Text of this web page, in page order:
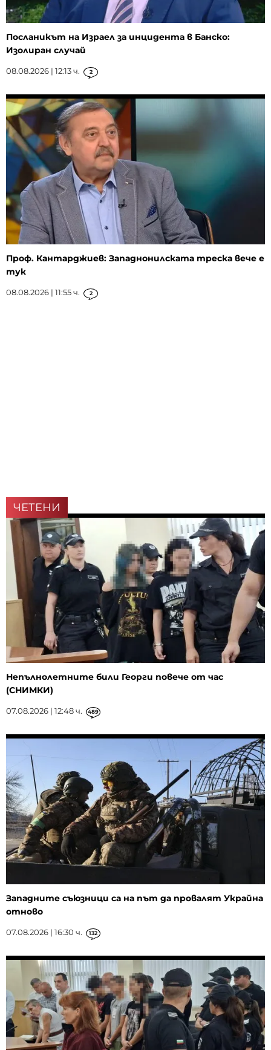
Посланикът на Израел за инцидента в Банско:
Изолиран случай
08.08.2026 | 12:13 ч. 2
Проф. Кантарджиев: Западнонилската треска вече е
тук
08.08.2026 | 11:55 ч. 2
ЧЕТЕНИ
Непълнолетните били Георги повече от час
(СНИМКИ)
07.08.2026 | 12:48 ч. 489
Западните съюзници са на път да провалят Украйна
отново
07.08.2026 | 16:30 ч. 132